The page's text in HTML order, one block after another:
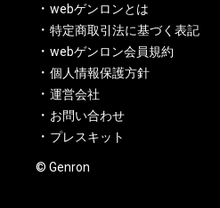
webゲンロンとは
特定商取引法に基づく表記
webゲンロン会員規約
個人情報保護方針
運営会社
お問い合わせ
プレスキット
© Genron